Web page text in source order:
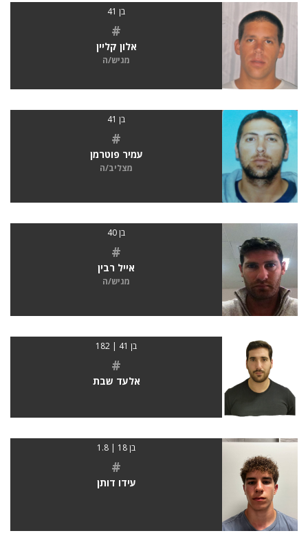
בן 41
#
אלון קליין
מגיש/ה
בן 41
#
עמיר פוטרמן
מצליב/ה
בן 40
#
אייל רבין
מגיש/ה
בן 41 | 182
#
אלעד שבת
בן 18 | 1.8
#
עידו דותן